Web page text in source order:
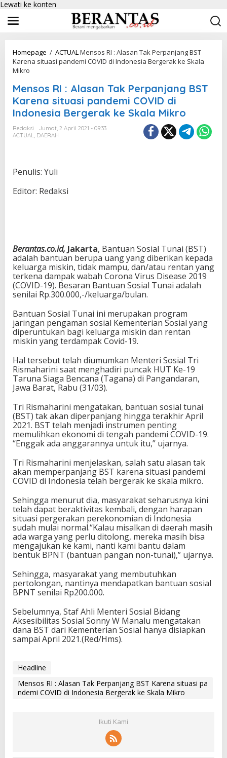
Lewati ke konten
Homepage / ACTUALMensos RI : Alasan Tak Perpanjang BST
Karena situasi pandemi COVID di Indonesia Bergerak ke Skala
Mikro
Mensos RI : Alasan Tak Perpanjang BST
Karena situasi pandemi COVID di
Indonesia Bergerak ke Skala Mikro
Redaksi
Jumat, 2 April 2021 - 09:33
ACTUAL, DAERAH
Penulis: Yuli
Editor: Redaksi
Berantas.co.id, Jakarta, Bantuan Sosial Tunai (BST)
adalah bantuan berupa uang yang diberikan kepada
keluarga miskin, tidak mampu, dan/atau rentan yang
terkena dampak wabah Corona Virus Disease 2019
(COVID-19). Besaran Bantuan Sosial Tunai adalah
senilai Rp.300.000,-/keluarga/bulan.
Bantuan Sosial Tunai ini merupakan program
jaringan pengaman sosial Kementerian Sosial yang
diperuntukan bagi keluarga miskin dan rentan
miskin yang terdampak Covid-19.
Hal tersebut telah diumumkan Menteri Sosial Tri
Rismaharini saat menghadiri puncak HUT Ke-19
Taruna Siaga Bencana (Tagana) di Pangandaran,
Jawa Barat, Rabu (31/03).
Tri Rismaharini mengatakan, bantuan sosial tunai
(BST) tak akan diperpanjang hingga terakhir April
2021. BST telah menjadi instrumen penting
memulihkan ekonomi di tengah pandemi COVID-19.
“Enggak ada anggarannya untuk itu,” ujarnya.
Tri Rismaharini menjelaskan, salah satu alasan tak
akan memperpanjang BST karena situasi pandemi
COVID di Indonesia telah bergerak ke skala mikro.
Sehingga menurut dia, masyarakat seharusnya kini
telah dapat beraktivitas kembali, dengan harapan
situasi pergerakan perekonomian di Indonesia
sudah mulai normal.“Kalau misalkan di daerah masih
ada warga yang perlu ditolong, mereka masih bisa
mengajukan ke kami, nanti kami bantu dalam
bentuk BPNT (bantuan pangan non-tunai),” ujarnya.
Sehingga, masyarakat yang membutuhkan
pertolongan, nantinya mendapatkan bantuan sosial
BPNT senilai Rp200.000.
Sebelumnya, Staf Ahli Menteri Sosial Bidang
Aksesibilitas Sosial Sonny W Manalu mengatakan
dana BST dari Kementerian Sosial hanya disiapkan
sampai April 2021.(Red/Hms).
Headline
Mensos RI : Alasan Tak Perpanjang BST Karena situasi pa
ndemi COVID di Indonesia Bergerak ke Skala Mikro
Ikuti Kami